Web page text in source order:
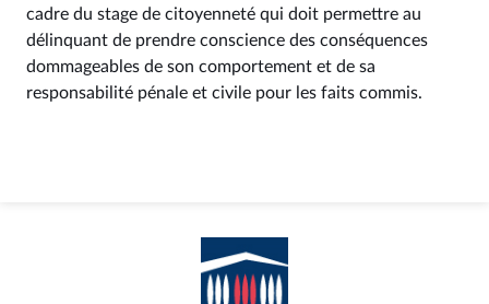
cadre du stage de citoyenneté qui doit permettre au
délinquant de prendre conscience des conséquences
dommageables de son comportement et de sa
responsabilité pénale et civile pour les faits commis.